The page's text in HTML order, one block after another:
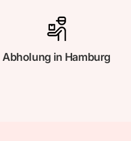
Abholung in Hamburg